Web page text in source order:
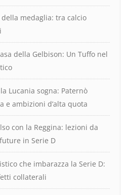
medaglia: tra calcio
della Gelbison: Un Tuffo nel
Lucania sogna: Paternò
e ambizioni d’alta quota
con la Reggina: lezioni da
in Serie D
che imbarazza la Serie D:
collaterali